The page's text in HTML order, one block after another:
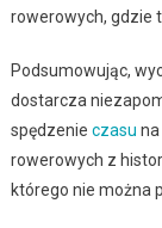
rowerowych, gdzie
Podsumowując,
dostarcza
spędzenie czasu
rowerowych z
którego nie można